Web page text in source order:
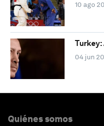
10 ago
04 jun
Quiénes somos